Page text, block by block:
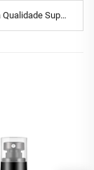
Tinta Aeropak em Spray: Elogiada pela Qualidade Superior em Avaliações de Clientes